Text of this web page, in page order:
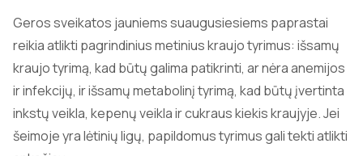
Geros sveikatos jauniems suaugusiesiems paprastai
reikia atlikti pagrindinius metinius kraujo tyrimus: išsamų
kraujo tyrimą, kad būtų galima patikrinti, ar nėra anemijos
ir infekcijų, ir išsamų metabolinį tyrimą, kad būtų įvertinta
inkstų veikla, kepenų veikla ir cukraus kiekis kraujyje. Jei
šeimoje yra lėtinių ligų, papildomus tyrimus gali tekti atlikti